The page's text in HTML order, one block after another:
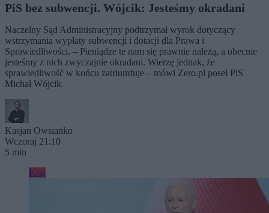
PiS bez subwencji. Wójcik: Jesteśmy okradani
Naczelny Sąd Administracyjny podtrzymał wyrok dotyczący
wstrzymania wypłaty subwencji i dotacji dla Prawa i
Sprawiedliwości. – Pieniądze te nam się prawnie należą, a obecnie
jesteśmy z nich zwyczajnie okradani. Wierzę jednak, że
sprawiedliwość w końcu zatriumfuje – mówi Zero.pl poseł PiS
Michał Wójcik.
Kasjan Owsianko
Wczoraj 21:10
5 min
Kraj